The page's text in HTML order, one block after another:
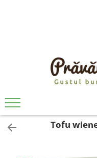
ULEIURI ȘI UNTURI
MĂSLINE
NUCI ȘI SEMINȚE
FRUCTE DESHIDRATATE
ÎNDULCITORI NATURALI /
Tofu